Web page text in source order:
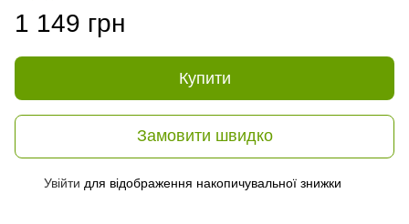
1 149 грн
Купити
Замовити швидко
Увійти для відображення накопичувальної знижки